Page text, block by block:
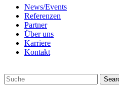
News/Events
Referenzen
Partner
Über uns
Karriere
Kontakt